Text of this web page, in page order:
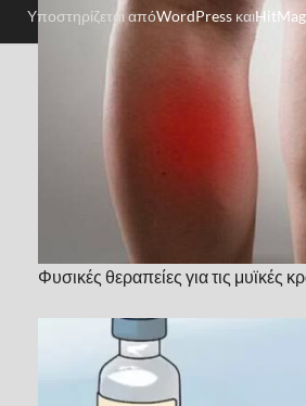
Φυσικές θεραπείες για τις μυϊκές
Υποστηρίζεται απόWordPress καιHitMag